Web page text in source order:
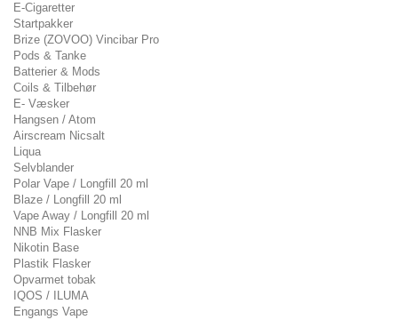
E-Cigaretter
Startpakker
Brize (ZOVOO) Vincibar Pro
Pods & Tanke
Batterier & Mods
Coils & Tilbehør
E- Væsker
Hangsen / Atom
Airscream Nicsalt
Liqua
Selvblander
Polar Vape / Longfill 20 ml
Blaze / Longfill 20 ml
Vape Away / Longfill 20 ml
NNB Mix Flasker
Nikotin Base
Plastik Flasker
Opvarmet tobak
IQOS / ILUMA
Engangs Vape